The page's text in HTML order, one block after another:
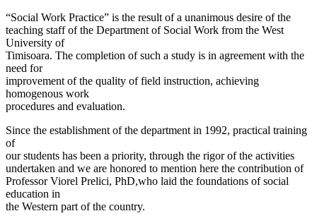
“Social Work Practice” is the result of a unanimous desire of the
teaching staff of the Department of Social Work from the West
University of
Timisoara. The completion of such a study is in agreement with the
need for
improvement of the quality of field instruction, achieving
homogenous work
procedures and evaluation.
Since the establishment of the department in 1992, practical training
of
our students has been a priority, through the rigor of the activities
undertaken and we are honored to mention here the contribution of
Professor Viorel Prelici, PhD,who laid the foundations of social
education in
the Western part of the country.